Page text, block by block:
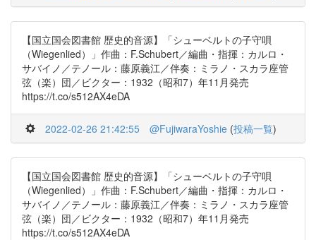
【国立国会図書館 歴史的音源】「シューベルトの子守唄
（Wiegenlied）」作曲：F.Schubert／編曲・指揮：カルロ・
サバイノ／テノール：藤原義江／伴奏：ミラノ・スカラ座管
弦（楽）団／ビクター：1932（昭和7）年11月発売
https://t.co/s512AX4eDA
2022-02-26 21:42:55 @FujiwaraYoshie (投稿一覧)
【国立国会図書館 歴史的音源】「シューベルトの子守唄
（Wiegenlied）」作曲：F.Schubert／編曲・指揮：カルロ・
サバイノ／テノール：藤原義江／伴奏：ミラノ・スカラ座管
弦（楽）団／ビクター：1932（昭和7）年11月発売
https://t.co/s512AX4eDA